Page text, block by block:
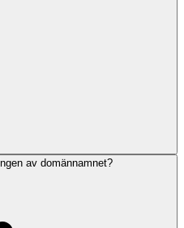
av domännamnet?